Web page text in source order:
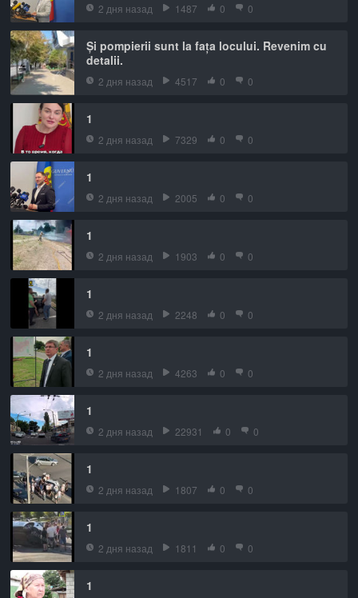
2 дня назад 1487 0 0
Și pompierii sunt la fața locului. Revenim cu
detalii.
2 дня назад 4517 0 0
1
2 дня назад 7329 0 0
1
2 дня назад 2005 0 0
1
2 дня назад 1903 0 0
1
2 дня назад 2248 0 0
1
2 дня назад 4263 0 0
1
2 дня назад 22931 0 0
1
2 дня назад 1807 0 0
1
2 дня назад 1811 0 0
1